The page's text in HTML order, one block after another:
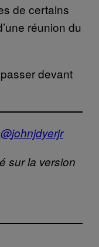
de certains
réunion du
devant
@johnjdyerjr
sur la version